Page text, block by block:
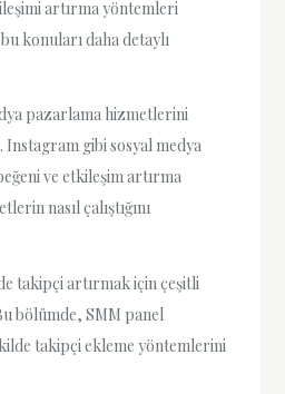
artırma yöntemleri
konuları daha detaylı
pazarlama hizmetlerini
gibi sosyal medya
ve etkileşim artırma
nasıl çalıştığını
takipçi artırmak için çeşitli
bölümde, SMM panel
takipçi ekleme yöntemlerini